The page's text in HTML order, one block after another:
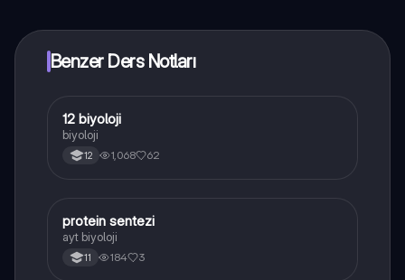
Benzer Ders Notları
Biyoloji
12 biyoloji
biyoloji
12 1,068 62
Biyoloji
protein sentezi
ayt biyoloji
11 184 3